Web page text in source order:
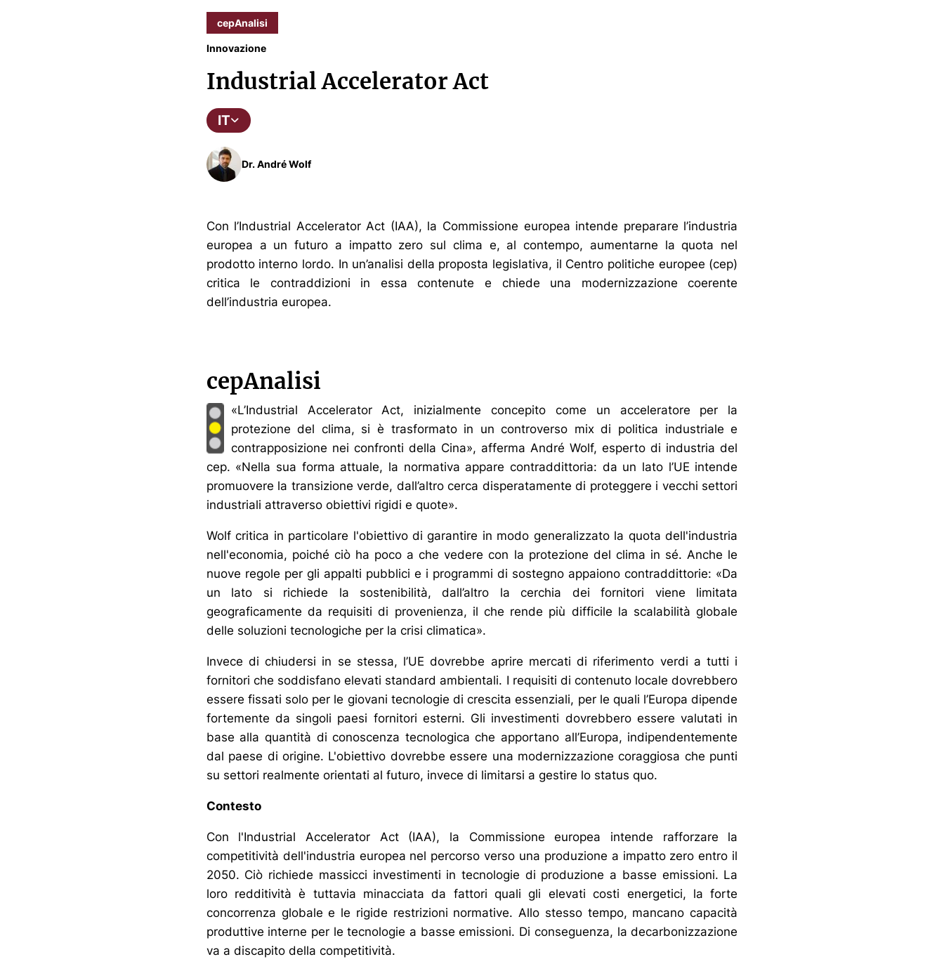
cepAnalisi
Innovazione
Industrial Accelerator Act
IT
Dr. André Wolf
Con l’Industrial Accelerator Act (IAA), la Commissione europea intende preparare l’industria
europea a un futuro a impatto zero sul clima e, al contempo, aumentarne la quota nel
prodotto interno lordo. In un’analisi della proposta legislativa, il Centro politiche europee (cep)
critica le contraddizioni in essa contenute e chiede una modernizzazione coerente
dell’industria europea.
cepAnalisi
«L’Industrial Accelerator Act, inizialmente concepito come un acceleratore per la
protezione del clima, si è trasformato in un controverso mix di politica industriale e
contrapposizione nei confronti della Cina», afferma André Wolf, esperto di industria del
cep. «Nella sua forma attuale, la normativa appare contraddittoria: da un lato l’UE intende
promuovere la transizione verde, dall’altro cerca disperatamente di proteggere i vecchi settori
industriali attraverso obiettivi rigidi e quote».
Wolf critica in particolare l'obiettivo di garantire in modo generalizzato la quota dell'industria
nell'economia, poiché ciò ha poco a che vedere con la protezione del clima in sé. Anche le
nuove regole per gli appalti pubblici e i programmi di sostegno appaiono contraddittorie: «Da
un lato si richiede la sostenibilità, dall’altro la cerchia dei fornitori viene limitata
geograficamente da requisiti di provenienza, il che rende più difficile la scalabilità globale
delle soluzioni tecnologiche per la crisi climatica».
Invece di chiudersi in se stessa, l’UE dovrebbe aprire mercati di riferimento verdi a tutti i
fornitori che soddisfano elevati standard ambientali. I requisiti di contenuto locale dovrebbero
essere fissati solo per le giovani tecnologie di crescita essenziali, per le quali l’Europa dipende
fortemente da singoli paesi fornitori esterni. Gli investimenti dovrebbero essere valutati in
base alla quantità di conoscenza tecnologica che apportano all’Europa, indipendentemente
dal paese di origine. L'obiettivo dovrebbe essere una modernizzazione coraggiosa che punti
su settori realmente orientati al futuro, invece di limitarsi a gestire lo status quo.
Contesto
Con l'Industrial Accelerator Act (IAA), la Commissione europea intende rafforzare la
competitività dell'industria europea nel percorso verso una produzione a impatto zero entro il
2050. Ciò richiede massicci investimenti in tecnologie di produzione a basse emissioni. La
loro redditività è tuttavia minacciata da fattori quali gli elevati costi energetici, la forte
concorrenza globale e le rigide restrizioni normative. Allo stesso tempo, mancano capacità
produttive interne per le tecnologie a basse emissioni. Di conseguenza, la decarbonizzazione
va a discapito della competitività.